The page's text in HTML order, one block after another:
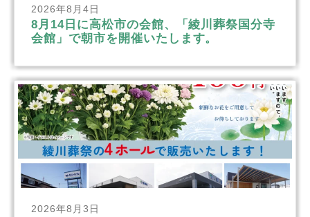
2026年8月4日
8月14日に高松市の会館、「綾川葬祭国分寺
会館」で朝市を開催いたします。
2026年8月3日